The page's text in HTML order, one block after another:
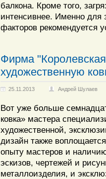
балкона. Кроме того,
интенсивнее. Именно
факторов рекомендуется
Фирма
художественную
25.11.2013 Андрей Шулаев
Вот уже больше
ковка» мастера
художественной,
дизайн также
опыту мастеров и
эскизов, чертежей и
металлоизделия, и